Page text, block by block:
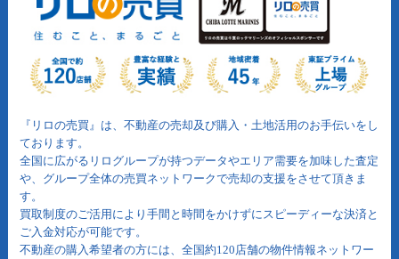
『リロの売買』は、不動産の売却及び購入・土地活用のお手伝いをし
ております。
全国に広がるリログループが持つデータやエリア需要を加味した査定
や、グループ全体の売買ネットワークで売却の支援をさせて頂きま
す。
買取制度のご活用により手間と時間をかけずにスピーディーな決済と
ご入金対応が可能です。
不動産の購入希望者の方には、全国約120店舗の物件情報ネットワー